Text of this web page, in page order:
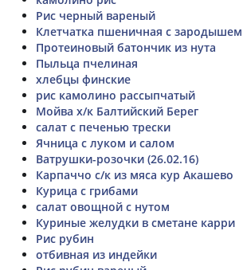
Рис черный вареный
Клетчатка пшеничная с
Протеиновый батончик из нута
Пыльца пчелиная
хлебцы финские
рис камолино рассыпчатый
Мойва х/к Балтийский Берег
салат с печенью трески
Ячница с луком и салом
Ватрушки-розочки (26.02.16)
Карпаччо с/к из мяса кур Акашево
Курица с грибами
салат овощной с нутом
Куриные желудки в сметане карри
Рис рубин
отбивная из индейки